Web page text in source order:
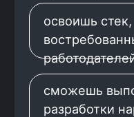
Сайт для
резюме